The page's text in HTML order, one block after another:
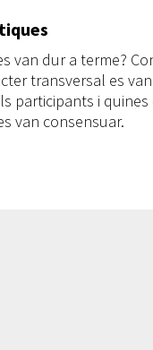
van dur a terme?
transversal es
participants i
van consensuar.